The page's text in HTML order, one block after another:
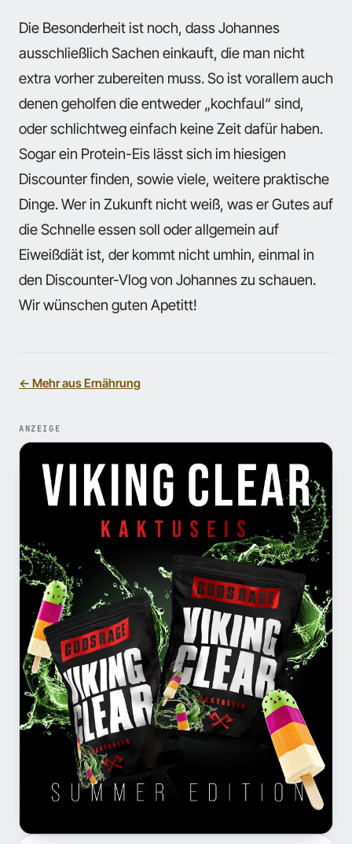
Die Besonderheit ist noch, dass Johannes
ausschließlich Sachen einkauft, die man nicht
extra vorher zubereiten muss. So ist vorallem auch
denen geholfen die entweder „kochfaul“ sind,
oder schlichtweg einfach keine Zeit dafür haben.
Sogar ein Protein-Eis lässt sich im hiesigen
Discounter finden, sowie viele, weitere praktische
Dinge. Wer in Zukunft nicht weiß, was er Gutes auf
die Schnelle essen soll oder allgemein auf
Eiweißdiät ist, der kommt nicht umhin, einmal in
den Discounter-Vlog von Johannes zu schauen.
Wir wünschen guten Apetitt!
← Mehr aus Ernährung
ANZEIGE